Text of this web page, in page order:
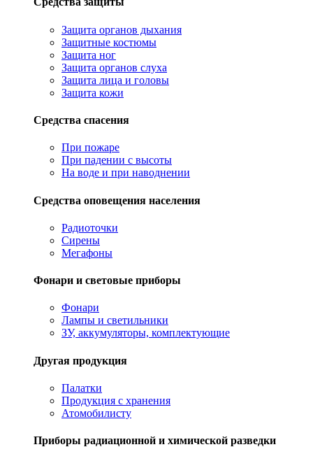
Защита органов дыхания
Защитные костюмы
Защита ног
Защита органов слуха
Защита лица и головы
Защита кожи
Средства спасения
При пожаре
При падении с высоты
На воде и при наводнении
Средства оповещения населения
Радиоточки
Сирены
Мегафоны
Фонари и световые приборы
Фонари
Лампы и светильники
ЗУ, аккумуляторы, комплектующие
Другая продукция
Палатки
Продукция с хранения
Атомобилисту
Приборы радиационной и химической разведки